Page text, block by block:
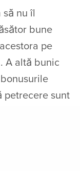
nu îl
bune
pe
A altă bunic
petrecere sunt